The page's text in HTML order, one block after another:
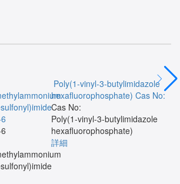
Poly(1-vinyl-3-butylimidazole
hexafluorophosphate) Cas No:
Cas No:
Poly(1-vinyl-3-butylimidazole
hexafluorophosphate)
詳細